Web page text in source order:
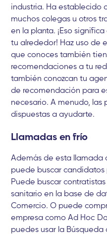
industria. Ha establecido
muchos colegas u otros
en la planta. ¡Eso
tu alrededor! Haz uso de
que conoces también
recomendaciones a tu
también conozcan tu
de recomendación para
necesario. A menudo, las
dispuestas a ayudarte.
Llamadas en frío
Además de esta llamada
puede buscar
Puede buscar
sanitario en la base de
Comercio. O puede
empresa como Ad Hoc
puedes usar la